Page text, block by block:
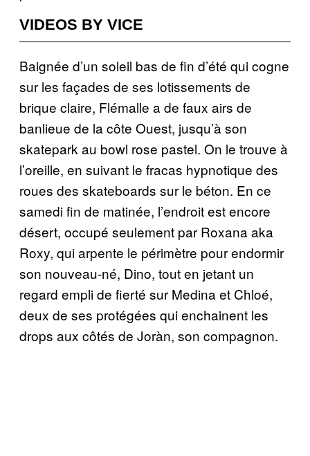
VIDEOS BY VICE
Baignée d’un soleil bas de fin d’été qui cogne
sur les façades de ses lotissements de
brique claire, Flémalle a de faux airs de
banlieue de la côte Ouest, jusqu’à son
skatepark au bowl rose pastel. On le trouve à
l’oreille, en suivant le fracas hypnotique des
roues des skateboards sur le béton. En ce
samedi fin de matinée, l’endroit est encore
désert, occupé seulement par Roxana aka
Roxy, qui arpente le périmètre pour endormir
son nouveau-né, Dino, tout en jetant un
regard empli de fierté sur Medina et Chloé,
deux de ses protégées qui enchainent les
drops aux côtés de Joràn, son compagnon.